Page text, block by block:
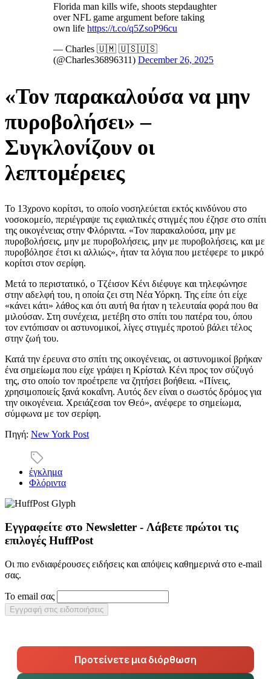
Florida man kills wife, shoots stepdaughter
over NFL game argument before taking
own life https://t.co/q5ZsoP96cu
— Charles 🇺🇲 🇺🇸🇺🇸
(@Charles36896311) December 26, 2025
«Τον παρακαλούσα να μην
πυροβολήσει» –
Συγκλονίζουν οι
λεπτομέρειες
Το 13χρονο κορίτσι, το οποίο νοσηλεύεται εκτός κινδύνου στο
νοσοκομείο, περιέγραψε τις εφιαλτικές στιγμές που έζησε στο σπίτι
της οικογένειας στην Φλόριντα. «Τον παρακαλούσα, μην με
πυροβολήσεις, μην με πυροβολήσεις, μην με πυροβολήσεις, και με
πυροβόλησε έτσι κι αλλιώς», ήταν τα λόγια που μετέφερε το μικρό
κορίτσι στον σερίφη.
Μετά το περιστατικό, ο Τζέισον Κένι διέφυγε και τηλεφώνησε
στην αδελφή του, η οποία ζει στη Νέα Υόρκη. Της είπε ότι είχε
«κάνει κάτι» λάθος και ότι αυτή θα ήταν η τελευταία φορά που θα
μιλούσαν. Στη συνέχεια, μετέβη στο σπίτι του πατέρα του, όπου
τον εντόπισαν οι αστυνομικοί, λίγες στιγμές προτού βάλει τέλος
στην ζωή του.
Κατά την έρευνα στο σπίτι της οικογένειας, οι αστυνομικοί βρήκαν
ένα σημείωμα που είχε γράψει η Κρίσταλ Κένι προς τον σύζυγό
της, στο οποίο τον προέτρεπε να ζητήσει βοήθεια. «Πίνεις,
χρησιμοποιείς ξανά κοκαΐνη. Αυτός δεν είναι ο σωστός δρόμος για
την οικογένεια. Χρειάζεσαι τον Θεό», ανέφερε το σημείωμα,
σύμφωνα με τον σερίφη.
Πηγή: New York Post
έγκλημα
Φλόριντα
Εγγραφείτε στο Newsletter - Λάβετε πρώτοι τις
επιλογές HuffPost
Οι πιο ενδιαφέρουσες ειδήσεις και απόψεις καθημερινά στο e-mail
σας.
Το email σας
Εγγραφή στις ειδοποιήσεις
Προτείνετε μια διόρθωση